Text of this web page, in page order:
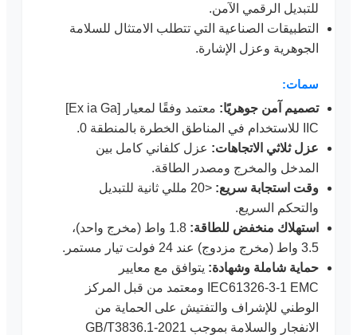
للتبديل الرقمي الآمن.
التطبيقات الصناعية التي تتطلب الامتثال للسلامة
الجوهرية وعزل الإشارة.
سمات:
تصميم آمن جوهريًا:
معتمد وفقًا لمعيار [Ex ia Ga]
IIC للاستخدام في المناطق الخطرة بالمنطقة 0.
عزل ثلاثي الاتجاهات: عزل كلفاني كامل بين
المدخل والمخرج ومصدر الطاقة.
وقت استجابة سريع:
<20 مللي ثانية للتبديل
والتحكم السريع.
استهلاك منخفض للطاقة:
1.8 واط (مخرج واحد)،
3.5 واط (مخرج مزدوج) عند 24 فولت تيار مستمر.
حماية شاملة وشهادة: يتوافق مع معايير
IEC61326-3-1 EMC ومعتمد من قبل المركز
الوطني للإشراف والتفتيش على الحماية من
الانفجار والسلامة بموجب GB/T3836.1-2021